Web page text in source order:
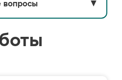
вопросы ▼